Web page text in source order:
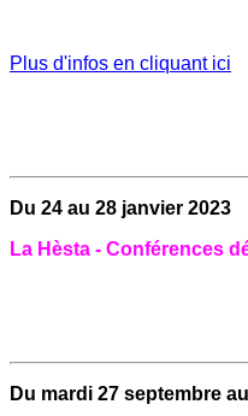
Plus d'infos en cliquant ici
Du 24 au 28 janvier 2023
La Hèsta - Conférences
Du mardi 27 septembre